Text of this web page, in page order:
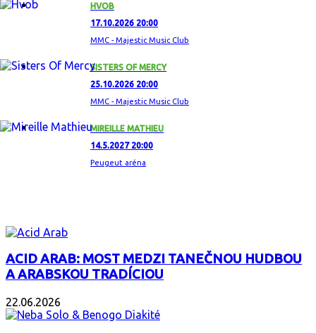
HVOB
17.10.2026 20:00
MMC - Majestic Music Club
SISTERS OF MERCY
25.10.2026 20:00
MMC - Majestic Music Club
MIREILLE MATHIEU
14.5.2027 20:00
Peugeut aréna
ACID ARAB: MOST MEDZI TANEČNOU HUDBOU
A ARABSKOU TRADÍCIOU
22.06.2026